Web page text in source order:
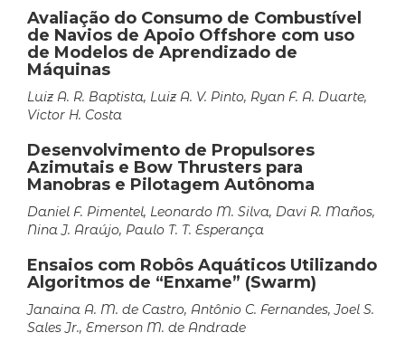
Avaliação do Consumo de Combustível
de Navios de Apoio Offshore com uso
de Modelos de Aprendizado de
Máquinas
Luiz A. R. Baptista, Luiz A. V. Pinto, Ryan F. A. Duarte,
Victor H. Costa
Desenvolvimento de Propulsores
Azimutais e Bow Thrusters para
Manobras e Pilotagem Autônoma
Daniel F. Pimentel, Leonardo M. Silva, Davi R. Maños,
Nina J. Araújo, Paulo T. T. Esperança
Ensaios com Robôs Aquáticos Utilizando
Algoritmos de “Enxame” (Swarm)
Janaina A. M. de Castro, Antônio C. Fernandes, Joel S.
Sales Jr., Emerson M. de Andrade